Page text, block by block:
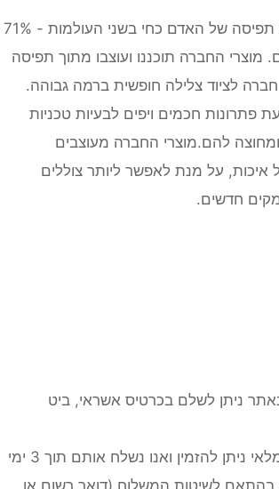
מה זה 29/71? זוהי תפיסה של האדם כחי בשני העולמות - 71%
ו-29% במים. מוצרי החברה תוכננו ועוצבו מתוך תפיסה
29/71 – חברה לציוד צלילה חופשית ברמה גבוהה.
פתרונות חכמים ויפים לבעיות טכניות
ומחוצה להם.מוצרי החברה מעוצבים
איכות, על מנת לאפשר ליותר צוללים
חדשים.
ניתן לשלם בכרטיס אשראי, ביט
* את המוצרים שבמלאי ניתן להזמין ואנו נשלח אותם תוך 3 ימי
בהתאם לשיטות המשלוח (דואר רשום או